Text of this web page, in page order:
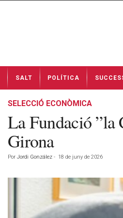
t
SALT POLÍTICA
SELECCIÓ ECONÒMICA
La Fundació ”la
Girona
Por Jordi González - 18 de juny de 2026